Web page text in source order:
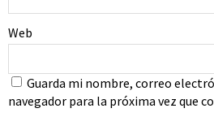
Web
Guarda mi nombre, correo
navegador para la próxima vez que